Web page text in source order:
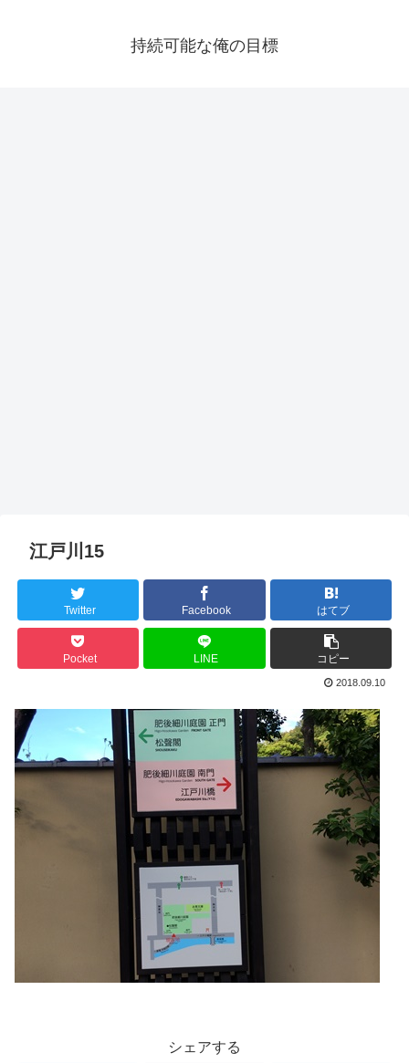
持続可能な俺の目標
江戸川15
Twitter Facebook はてブ
Pocket LINE コピー
2018.09.10
シェアする